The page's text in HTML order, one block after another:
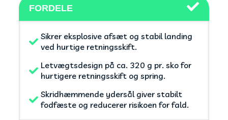
FORDELE
Sikrer eksplosive afsæt og stabil landing
ved hurtige retningsskift.
Letvægtsdesign på ca. 320 g pr. sko for
hurtigere retningsskift og spring.
Skridhæmmende ydersål giver stabilt
fodfæste og reducerer risikoen for fald.